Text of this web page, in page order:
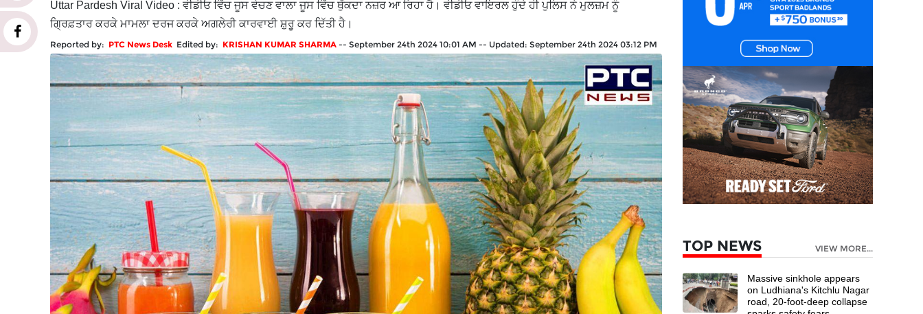
Uttar Pardesh Viral Video : ਵੀਡੀਓ ਵਿੱਚ ਜੂਸ ਵੇਚਣ ਵਾਲਾ ਜੂਸ ਵਿੱਚ ਥੁੱਕਦਾ ਨਜ਼ਰ ਆ ਰਿਹਾ ਹੈ। ਵੀਡੀਓ ਵਾਇਰਲ ਹੁੰਦੇ ਹੀ ਪੁਲਿਸ ਨੇ ਮੁਲਜ਼ਮ ਨੂੰ
ਗ੍ਰਿਫ਼ਤਾਰ ਕਰਕੇ ਮਾਮਲਾ ਦਰਜ ਕਰਕੇ ਅਗਲੇਰੀ ਕਾਰਵਾਈ ਸ਼ੁਰੂ ਕਰ ਦਿੱਤੀ ਹੈ।
Reported by: PTC News Desk Edited by: KRISHAN KUMAR SHARMA -- September 24th 2024 10:01 AM -- Updated: September 24th 2024 03:12 PM
TOP NEWS VIEW MORE...
Massive sinkhole appears
on Ludhiana's Kitchlu Nagar
road, 20-foot-deep collapse